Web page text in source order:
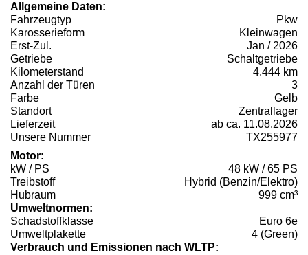
Allgemeine Daten:
Fahrzeugtyp
Pkw
Karosserieform
Kleinwagen
Erst-Zul.
Jan / 2026
Getriebe
Schaltgetriebe
Kilometerstand
4.444 km
Anzahl der Türen
3
Farbe
Gelb
Standort
Zentrallager
Lieferzeit
ab ca. 11.08.2026
Unsere Nummer
TX255977
Motor:
kW / PS
48 kW / 65 PS
Treibstoff
Hybrid (Benzin/Elektro)
Hubraum
999 cm³
Umweltnormen:
Schadstoffklasse
Euro 6e
Umweltplakette
4 (Green)
Verbrauch und Emissionen nach WLTP: